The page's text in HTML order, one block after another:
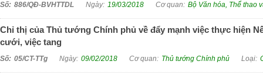
886/QĐ-BVHTTDL 19/03/2018 Bộ Văn hóa, Thể thao
Chỉ thị của Thủ tướng Chính phủ về đẩy mạnh việc thực hiện
cưới, việc tang
05/CT-TTg 09/02/2018 Thủ tướng Chính phủ